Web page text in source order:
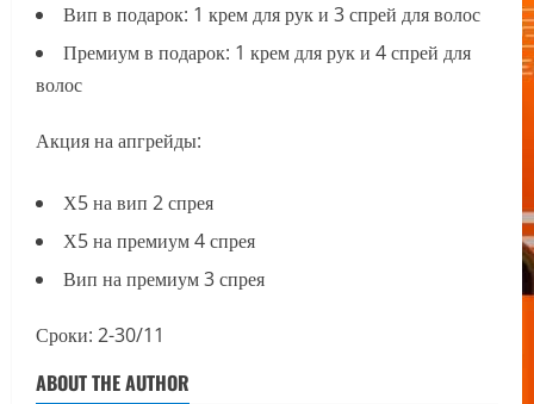
Вип в подарок: 1 крем для рук и 3 спрей для волос
Премиум в подарок: 1 крем для рук и 4 спрей для
волос
Акция на апгрейды:
Х5 на вип 2 спрея
Х5 на премиум 4 спрея
Вип на премиум 3 спрея
Сроки: 2-30/11
ABOUT THE AUTHOR